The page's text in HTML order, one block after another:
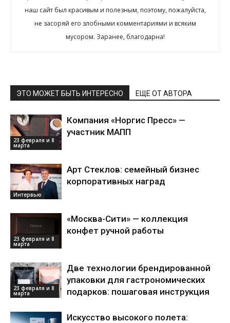
наш сайт был красивым и полезным, поэтому, пожалуйста,
не засоряй его злобными комментариями и всяким
мусором. Заранее, благодарна!
ЭТО МОЖЕТ БЫТЬ ИНТЕРЕСНО ЕЩЕ ОТ АВТОРА
23 февраля и 8
марта
Компания «Норгис Пресс» —
участник МАПП
Интервью
Арт Стеклов: семейный бизнес
корпоративных наград
23 февраля и 8
марта
«Москва-Сити» — коллекция
конфет ручной работы
23 февраля и 8
марта
Две технологии брендированной
упаковки для гастрономических
подарков: пошаговая инструкция
Искусство высокого полета: